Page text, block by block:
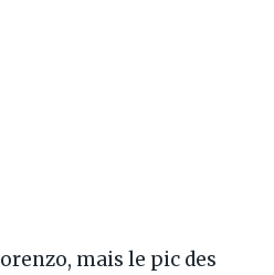
mais le pic des